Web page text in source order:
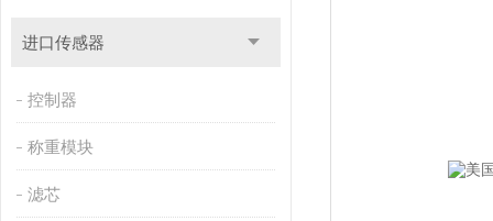
进口传感器
控制器
称重模块
滤芯